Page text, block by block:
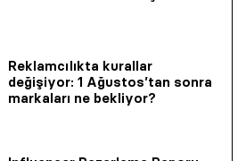
Reklamcılıkta kurallar
değişiyor: 1 Ağustos’tan sonra
markaları ne bekliyor?